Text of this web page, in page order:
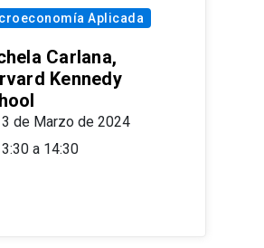
Aplicada
Carlana,
Kennedy
de Marzo de 2024
a 14:30